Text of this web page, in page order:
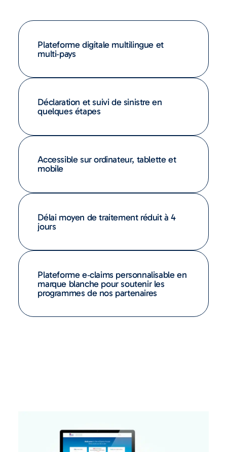
Plateforme digitale multilingue et
multi‑pays
Déclaration et suivi de sinistre en
quelques étapes
Accessible sur ordinateur, tablette et
mobile
Délai moyen de traitement réduit à 4
jours
Plateforme e‑claims personnalisable en
marque blanche pour soutenir les
programmes de nos partenaires